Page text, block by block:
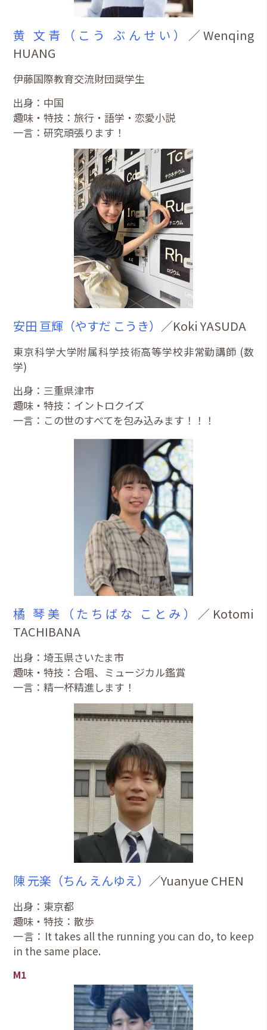
黄 文青（こう ぶんせい）
／Wenqing
HUANG
伊藤国際教育交流財団奨学生
出身：中国
趣味・特技：旅行・語学・恋愛小説
一言：研究頑張ります！
安田 亘輝（やすだ こうき） ／Koki YASUDA
東京科学大学附属科学技術高等学校非常勤講師 (数
学)
出身：三重県津市
趣味・特技：イントロクイズ
一言：この世のすべてを包み込みます！！！
橘 琴美（たちばな ことみ） ／Kotomi
TACHIBANA
出身：埼玉県さいたま市
趣味・特技：合唱、ミュージカル鑑賞
一言：精一杯精進します！
陳 元楽（ちん えんゆえ） ／Yuanyue CHEN
出身：東京都
趣味・特技：散歩
一言：It takes all the running you can do, to keep
in the same place.
M1